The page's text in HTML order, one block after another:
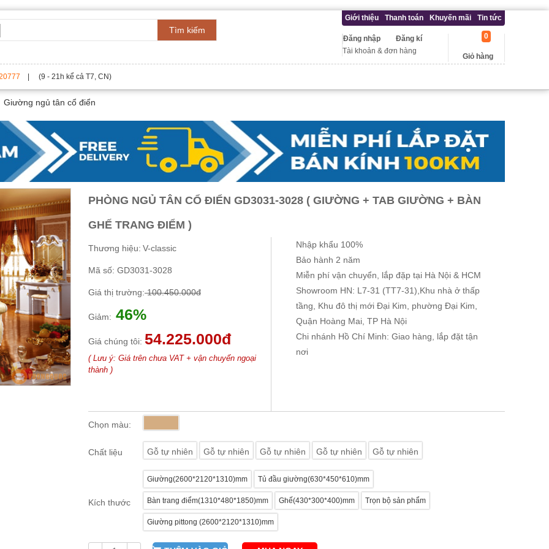
Tìm kiếm
Giới thiệu Thanh toán Khuyến mãi Tin tức
Đăng kí
Đăng nhập
Tài khoản & đơn hàng
Giỏ hàng
0
| (9 - 21h kể cả T7, CN)
Giường ngủ tân cổ điển
PHÒNG NGỦ TÂN CỔ ĐIỂN GD3031-3028 ( GIƯỜNG + TAB GIƯỜNG + BÀN
GHẾ TRANG ĐIỂM )
Thương hiệu: V-classic
Mã số: GD3031-3028
Giá thị trường:100.450.000đ
Giảm: 46%
Giá chúng tôi: 54.225.000đ
( Lưu ý: Giá trên chưa VAT + vận chuyển ngoại
thành )
Nhập khẩu 100%
Bảo hành 2 năm
Miễn phí vận chuyển, lắp đặp tại Hà Nội & HCM
Showroom HN: L7-31 (TT7-31),Khu nhà ở thấp
tầng, Khu đô thị mới Đại Kim, phường Đại Kim,
Quận Hoàng Mai, TP Hà Nội
Chi nhánh Hồ Chí Minh: Giao hàng, lắp đặt tận
nơi
Chọn màu:
Chất liệu Gỗ tự nhiên Gỗ tự nhiên Gỗ tự nhiên Gỗ tự nhiên Gỗ tự nhiên
Kích thước
Giường(2600*2120*1310)mm Tủ đầu giường(630*450*610)mm
Bàn trang điểm(1310*480*1850)mm Ghế(430*300*400)mm Trọn bộ sản phẩm
Giường pittong (2600*2120*1310)mm